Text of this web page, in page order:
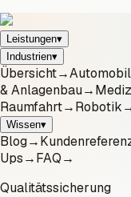
Leistungen▾
Industrien▾
Übersicht→
& Anlagenbau→
Raumfahrt→Robotik
Wissen▾
Blog→
Ups→FAQ→
Qualitätssicherung